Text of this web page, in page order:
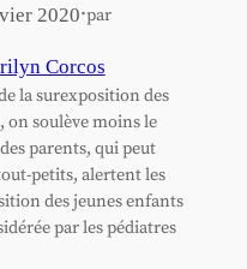
2020·par
Corcos
la surexposition des
on soulève moins le
parents, qui peut
petits, alertent les
des jeunes enfants
par les pédiatres